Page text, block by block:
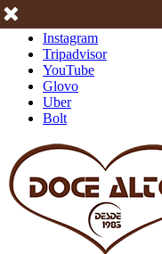
Instagram
Tripadvisor
YouTube
Glovo
Uber
Bolt